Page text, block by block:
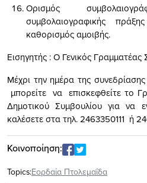
Ορισμός
συμβολαιογραφικής
καθορισμός αμοιβής.
Εισηγητής : Ο Γενικός
Μέχρι την ημέρα της
μπορείτε να επισκεφθείτε το
Δημοτικού Συμβουλίου για να
καλέσετε στα τηλ. 2463350111 ή
Κοινοποίηση:
Topics:Εορδαία Πτολεμαΐδα